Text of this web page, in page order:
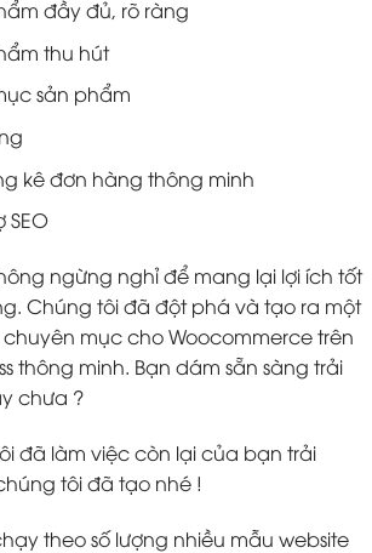
đầy đủ, rõ ràng
thu hút
sản phẩm
kê đơn hàng thông minh
SEO
ngừng nghỉ để mang lại lợi ích tốt
Chúng tôi đã đột phá và tạo ra một
mục cho Woocommerce trên
thông minh. Bạn dám sẵn sàng trải
chưa ?
đã làm việc còn lại của bạn trải
tôi đã tạo nhé !
theo số lượng nhiều mẫu website